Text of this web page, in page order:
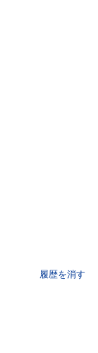
履歴を消す